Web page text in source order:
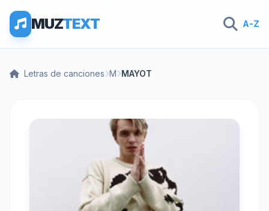
MUZTEXT A-Z
Letras de canciones M MAYOT